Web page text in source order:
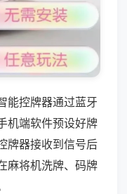
能控牌器通过蓝牙
机端软件预设好牌
牌器接收到信号后
麻将机洗牌、码牌